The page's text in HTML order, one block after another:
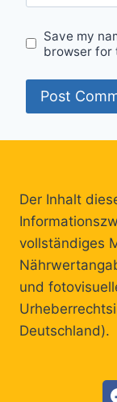
Save my
browser for
Der Inhalt
vollständiges
und
Deutschland).